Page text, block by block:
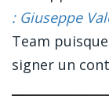
: Giuseppe
Team
signer un